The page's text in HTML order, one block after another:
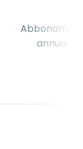
annuale